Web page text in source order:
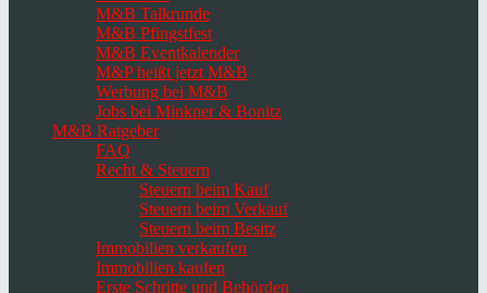
M&B Talkrunde
M&B Pfingstfest
M&B Eventkalender
M&P heißt jetzt M&B
Werbung bei M&B
Jobs bei Minkner & Bonitz
M&B Ratgeber
FAQ
Recht & Steuern
Steuern beim Kauf
Steuern beim Verkauf
Steuern beim Besitz
Immobilien verkaufen
Immobilien kaufen
Erste Schritte und Behörden